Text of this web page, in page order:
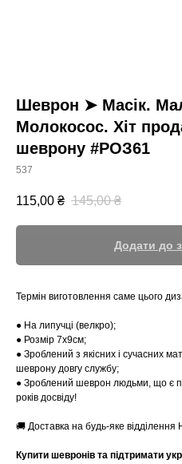
Шеврон ➤ Масік.
Молокосос. Хіт
шеврону #РОЗ61
537
115,00 ₴ 145,00 ₴
Додати до
Термін виготовлення саме цього
● На липучці (велкро);
● Розмір 7х9см;
● Зроблений з якісних і сучасних
шеврону довгу службу;
● Зроблений шеврон людьми, що є
років досвіду!
🚚 Доставка на будь-яке відділення
Купити шевронів та підтримати